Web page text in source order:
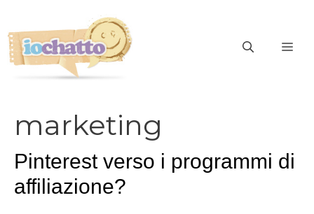
contenuto
marketing
Pinterest verso i programmi di
affiliazione?